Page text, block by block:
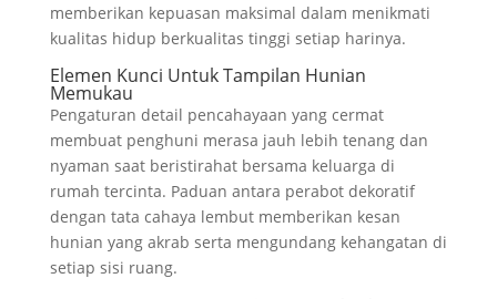
memberikan kepuasan maksimal dalam menikmati
kualitas hidup berkualitas tinggi setiap harinya.
Elemen Kunci Untuk Tampilan Hunian
Memukau
Pengaturan detail pencahayaan yang cermat
membuat penghuni merasa jauh lebih tenang dan
nyaman saat beristirahat bersama keluarga di
rumah tercinta. Paduan antara perabot dekoratif
dengan tata cahaya lembut memberikan kesan
hunian yang akrab serta mengundang kehangatan di
setiap sisi ruang.